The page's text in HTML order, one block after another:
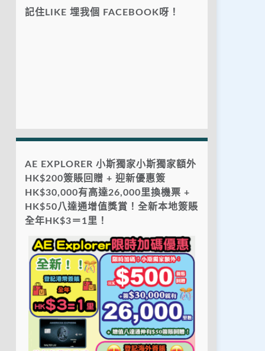
記住LIKE 埋我個 FACEBOOK呀！
AE EXPLORER 小斯獨家小斯獨家額外
HK$200簽賬回贈 + 迎新優惠簽
HK$30,000有高達26,000里換機票 +
HK$50八達通增值獎賞！全新本地簽賬
全年HK$3＝1里！